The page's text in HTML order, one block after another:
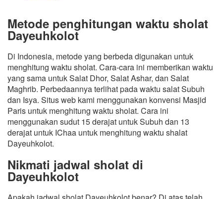
Metode penghitungan waktu sholat
Dayeuhkolot
Di Indonesia, metode yang berbeda digunakan untuk
menghitung waktu sholat. Cara-cara ini memberikan waktu
yang sama untuk Salat Dhor, Salat Ashar, dan Salat
Maghrib. Perbedaannya terlihat pada waktu salat Subuh
dan Isya. Situs web kami menggunakan konvensi Masjid
Paris untuk menghitung waktu sholat. Cara ini
menggunakan sudut 15 derajat untuk Subuh dan 13
derajat untuk IChaa untuk menghitung waktu shalat
Dayeuhkolot.
Nikmati jadwal sholat di
Dayeuhkolot